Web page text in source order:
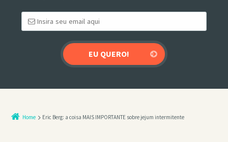
Home Eric Berg: a coisa MAIS IMPORTANTE sobre jejum intermitente